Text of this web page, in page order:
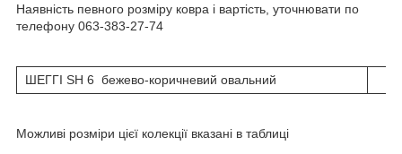
Наявність певного розміру ковра і вартість, уточнювати по
телефону 063-383-27-74
ШЕГГІ SH 6 бежево-коричневий овальний
Можливі розміри цієї колекції вказані в таблиці